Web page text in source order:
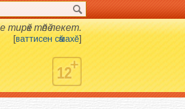
тирӗк тӗпӗ лекет.
[ваттисен сӑмахӗ]